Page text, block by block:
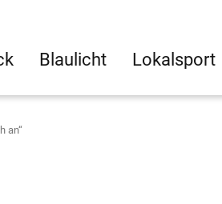
Blaulicht Lokalsport
an“